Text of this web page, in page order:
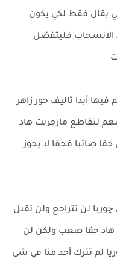
بقال فقط لكي يكون
الانسحاب فليتفضل
أبدا تاليف حور زاهر
لتقاطع مارجريت هاد
حقا صائبا فحقا لا يجوز
لن تتراجع ولن تقبل
هاد حقا صعب ولكن لن
لم تترك أحد منا في شى